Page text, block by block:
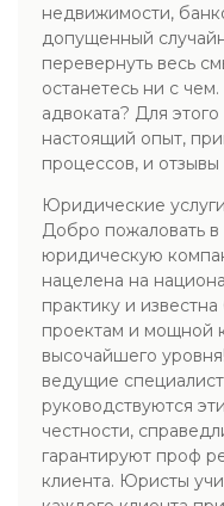
недвижимости,
допущенный
перевернуть весь
останетесь ни с
адвоката? Для
настоящий опыт,
процессов, и отзывы
Юридические
Добро пожаловать
юридическую
нацелена на
практику и
проектам и мощной
высочайшего
ведущие
руководствуются
честности,
гарантируют проф
клиента. Юристы